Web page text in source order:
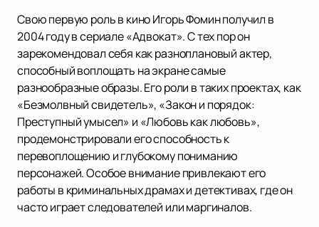
Свою первую роль в кино Игорь Фомин получил в
2004 году в сериале «Адвокат». С тех пор он
зарекомендовал себя как разноплановый актер,
способный воплощать на экране самые
разнообразные образы. Его роли в таких проектах, как
«Безмолвный свидетель», «Закон и порядок:
Преступный умысел» и «Любовь как любовь»,
продемонстрировали его способность к
перевоплощению и глубокому пониманию
персонажей. Особое внимание привлекают его
работы в криминальных драмах и детективах, где он
часто играет следователей или маргиналов.